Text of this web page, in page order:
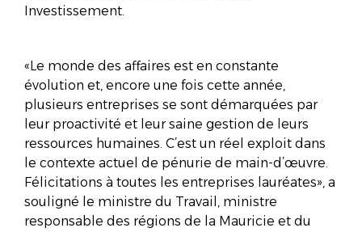
Investissement.
«Le monde des affaires est en constante
évolution et, encore une fois cette année,
plusieurs entreprises se sont démarquées par
leur proactivité et leur saine gestion de leurs
ressources humaines. C’est un réel exploit dans
le contexte actuel de pénurie de main-d’œuvre.
Félicitations à toutes les entreprises lauréates», a
souligné le ministre du Travail, ministre
responsable des régions de la Mauricie et du